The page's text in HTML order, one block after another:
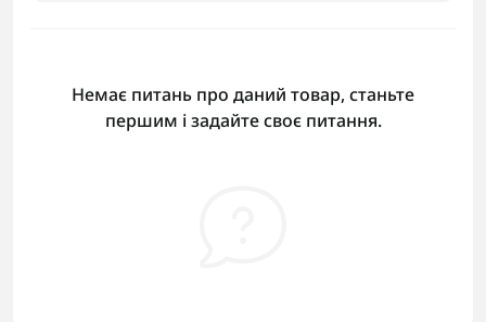
Немає питань про даний товар, станьте
першим і задайте своє питання.